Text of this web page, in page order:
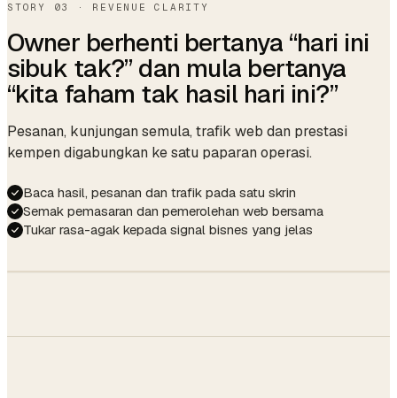
Last formula OPI Funny Bunny + topcoat
Avg cycle 21 days
Gift balance
Confirmation sent.
☕ ready as always.
auto · 09:14
STORY 03 · REVENUE CLARITY
Owner berhenti bertanya “hari ini
sibuk tak?” dan mula bertanya
“kita faham tak hasil hari ini?”
Pesanan, kunjungan semula, trafik web dan prestasi
kempen digabungkan ke satu paparan operasi.
Baca hasil, pesanan dan trafik pada satu skrin
Semak pemasaran dan pemerolehan web bersama
Tukar rasa-agak kepada signal bisnes yang jelas
14.2%
Storefront